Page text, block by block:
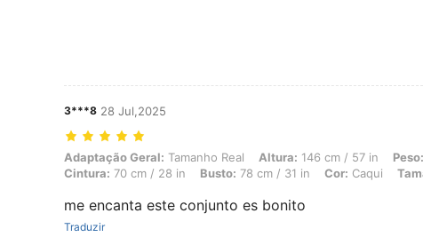
3***8 28 Jul,2025
Adaptação Geral: Tamanho Real, Altura: 146 cm / 57 in, Peso: 47 kg /
Adaptação Geral: Tamanho Real Altura: 146 cm / 57 in Peso:
Cintura: 70 cm / 28 in Busto: 78 cm / 31 in Cor: Caqui
me encanta este conjunto es bonito
Traduzir